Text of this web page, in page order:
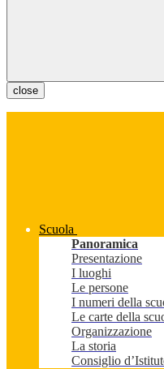
close
Scuola
Panoramica
Presentazione
I luoghi
Le persone
I numeri della
Le carte della
Organizzazione
La storia
Consiglio